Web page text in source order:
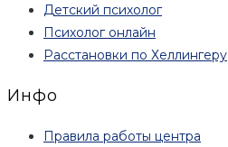
Детский психолог
Психолог онлайн
Расстановки по Хеллингеру
Инфо
Правила работы центра